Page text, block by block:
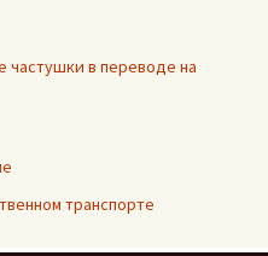
частушки в переводе на
транспорте